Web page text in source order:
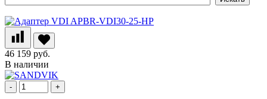
46 159 руб.
В наличии
- +